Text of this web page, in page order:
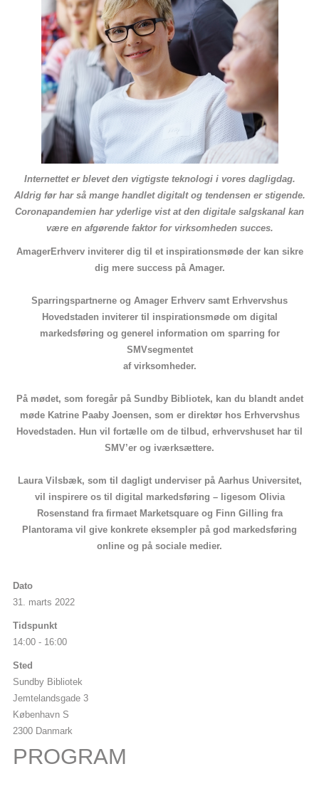
Internettet er blevet den vigtigste teknologi i vores dagligdag.
Aldrig før har så mange handlet digitalt og tendensen er stigende.
Coronapandemien har yderlige vist at den digitale salgskanal kan
være en afgørende faktor for virksomheden succes.
AmagerErhverv inviterer dig til et inspirationsmøde der kan sikre
dig mere success på Amager.
Sparringspartnerne og Amager Erhverv samt Erhvervshus
Hovedstaden inviterer til inspirationsmøde om digital
markedsføring og generel information om sparring for
SMVsegmentet
af virksomheder.
På mødet, som foregår på Sundby Bibliotek, kan du blandt andet
møde Katrine Paaby Joensen, som er direktør hos Erhvervshus
Hovedstaden. Hun vil fortælle om de tilbud, erhvervshuset har til
SMV’er og iværksættere.
Laura Vilsbæk, som til dagligt underviser på Aarhus Universitet,
vil inspirere os til digital markedsføring – ligesom Olivia
Rosenstand fra firmaet Marketsquare og Finn Gilling fra
Plantorama vil give konkrete eksempler på god markedsføring
online og på sociale medier.
Dato
31. marts 2022
Tidspunkt
14:00 - 16:00
Sted
Sundby Bibliotek
Jemtelandsgade 3
København S
2300 Danmark
PROGRAM